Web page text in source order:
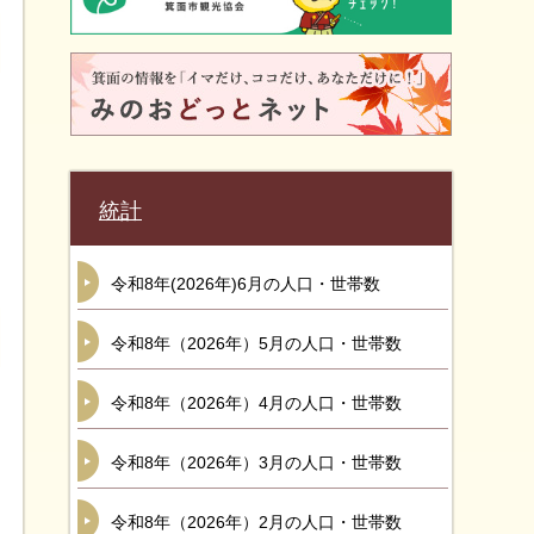
統計
令和8年(2026年)6月の人口・世帯数
令和8年（2026年）5月の人口・世帯数
令和8年（2026年）4月の人口・世帯数
令和8年（2026年）3月の人口・世帯数
令和8年（2026年）2月の人口・世帯数